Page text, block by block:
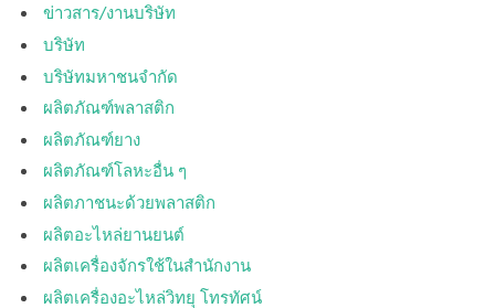
ข่าวสาร/งานบริษัท
บริษัท
บริษัทมหาชนจำกัด
ผลิตภัณฑ์พลาสติก
ผลิตภัณฑ์ยาง
ผลิตภัณฑ์โลหะอื่น ๆ
ผลิตภาชนะด้วยพลาสติก
ผลิตอะไหล่ยานยนต์
ผลิตเครื่องจักรใช้ในสำนักงาน
ผลิตเครื่องอะไหล่วิทยุ โทรทัศน์